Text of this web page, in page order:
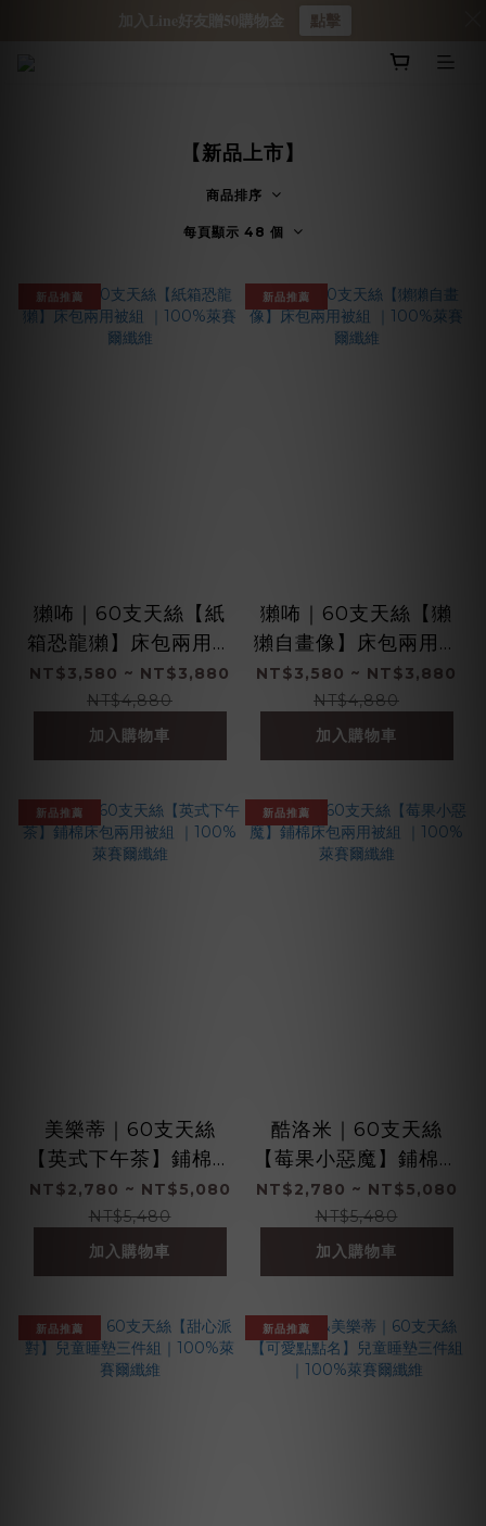
【新品上市】
商品排序
每頁顯示 48 個
新品推薦
獺咘｜60支天絲【紙
箱恐龍獺】床包兩用被
組 ｜100%萊賽爾纖維
NT$3,580 ~ NT$3,880
NT$4,880
加入購物車
新品推薦
獺咘｜60支天絲【獺
獺自畫像】床包兩用被
組 ｜100%萊賽爾纖維
NT$3,580 ~ NT$3,880
NT$4,880
加入購物車
新品推薦
美樂蒂｜60支天絲
【英式下午茶】鋪棉床
包兩用被組 ｜100%萊
賽爾纖維
NT$2,780 ~ NT$5,080
NT$5,480
加入購物車
新品推薦
酷洛米｜60支天絲
【莓果小惡魔】鋪棉床
包兩用被組 ｜100%萊
賽爾纖維
NT$2,780 ~ NT$5,080
NT$5,480
加入購物車
新品推薦 新品推薦
加入Line好友贈50購物金 點擊